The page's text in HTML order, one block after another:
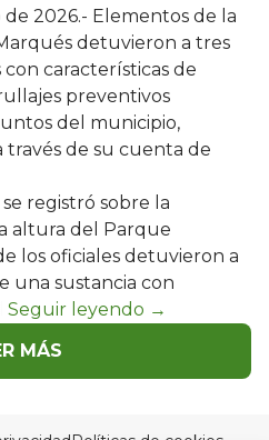
2026.- Elementos de la
detuvieron a tres
con características de
preventivos
del municipio,
través de su cuenta de
registró sobre la
altura del Parque
los oficiales detuvieron a
una sustancia con
MÁS